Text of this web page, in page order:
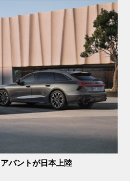
バントが日本上陸